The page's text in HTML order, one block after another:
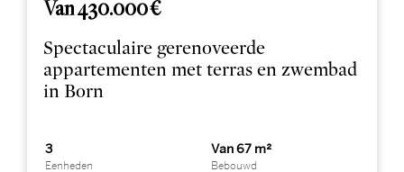
Van 430.000 €
Spectaculaire gerenoveerde
appartementen met terras en zwembad
in Born
3
Eenheden
Van 67 m²
Bebouwd